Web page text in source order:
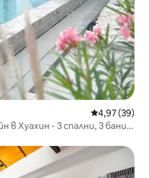
Средна
4,97 (39)
в Хуахин - 3 спални, 3 бани,